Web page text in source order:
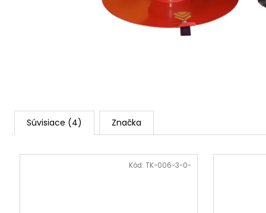
Súvisiace (4) Značka
Kód: TK-006-3-0-